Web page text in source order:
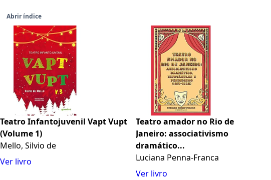
Abrir índice
Teatro Infantojuvenil Vapt Vupt
(Volume 1)
Mello, Silvio de
Ver livro
Teatro amador no Rio de
Janeiro: associativismo
dramático...
Luciana Penna-Franca
Ver livro